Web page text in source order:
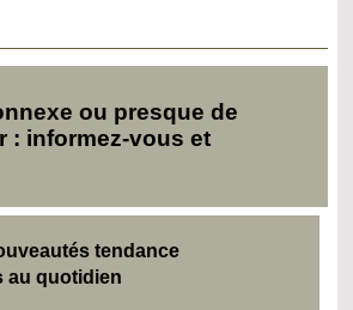
ou presque de
: informez-vous et
tendance
au quotidien